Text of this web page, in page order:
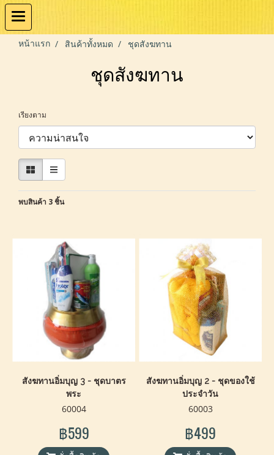
หน้าแรก สินค้าทั้งหมด ชุดสังฆทาน
ชุดสังฆทาน
เรียงตาม
พบสินค้า 3 ชิ้น
สังฆทานอิ่มบุญ 3 - ชุดบาตร
พระ
60004
฿599
สังฆทานอิ่มบุญ 2 - ชุดของใช้
ประจำวัน
60003
฿499